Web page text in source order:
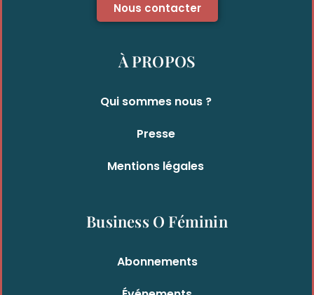
Nous contacter
À PROPOS
Qui sommes nous ?
Presse
Mentions légales
Business O Féminin
Abonnements